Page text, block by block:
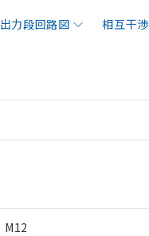
出力段回路図 相互干渉
M12